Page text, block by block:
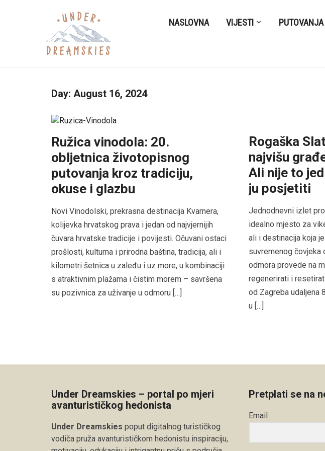
NASLOVNA VIJESTI PUTOVANJA
Day: August 16, 2024
Ružica vinodola: 20.
obljetnica životopisnog
putovanja kroz tradiciju,
okuse i glazbu
Novi Vinodolski, prekrasna destinacija Kvarnera,
kolijevka hrvatskog prava i jedan od najvjernijih
čuvara hrvatske tradicije i povijesti. Očuvani ostaci
prošlosti, kulturna i prirodna baština, tradicija, ali i
kilometri šetnica u zaleđu i uz more, u kombinaciji
s atraktivnim plažama i čistim morem – savršena
su pozivnica za uživanje u odmoru […]
Rogaška
najvišu
Ali nije to
ju posjetiti
Jednodnevni izlet
idealno mjesto za
ali i destinacija koja
suvremenog čovjeka
odmora provede na
regenerirati i
od Zagreba udaljena
u […]
Under Dreamskies – portal po mjeri
avanturističkog hedonista
Under Dreamskies poput digitalnog turističkog
vodiča pruža avanturističkom hedonistu inspiraciju,
Pretplati se na
Email